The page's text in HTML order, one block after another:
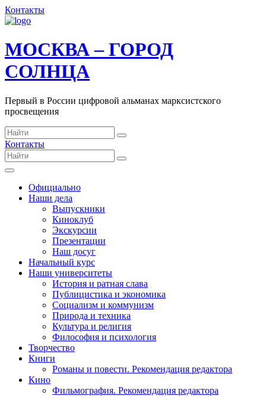
Контакты
МОСКВА – ГОРОД
СОЛНЦА
Первый в России цифровой альманах марксистского
просвещения
Контакты
Официально
Наши дела
Выпускники
Киноклуб
Экскурсии
Презентации
Наш досуг
Начальный курс
Наши университеты
История и ратная слава
Публицистика и экономика
Социализм и коммунизм
Природа и техника
Культура и религия
Философия и психология
Творчество
Книги
Романы и повести. Рекомендация редактора
Кино
Фильмография. Рекомендация редактора